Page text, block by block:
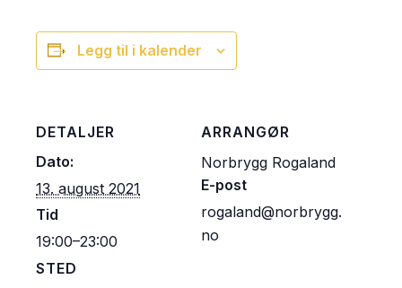
Legg til i kalender
DETALJER
Dato:
13. august 2021
Tid
19:00–23:00
STED
ARRANGØR
Norbrygg Rogaland
E-post
rogaland@norbrygg.
no